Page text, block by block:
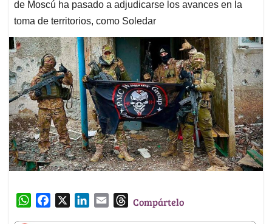
de Moscú ha pasado a adjudicarse los avances en la
toma de territorios, como Soledar
W
TCompártelo